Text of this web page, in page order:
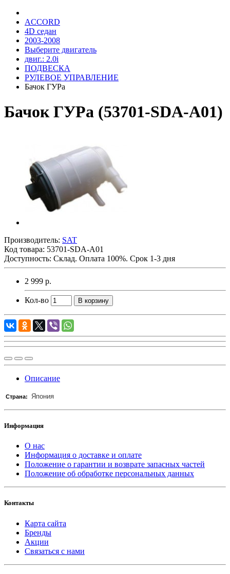
ACCORD
4D седан
2003-2008
Выберите двигатель
двиг.: 2.0i
ПОДВЕСКА
РУЛЕВОЕ УПРАВЛЕНИЕ
Бачок ГУРа
Бачок ГУРа (53701-SDA-A01)
Производитель: SAT
Код товара: 53701-SDA-A01
Доступность: Склад. Оплата 100%. Срок 1-3 дня
2 999 р.
Кол-во В корзину
Описание
Страна: Япония
Информация
О нас
Информация о доставке и оплате
Положение о гарантии и возврате запасных частей
Положение об обработке персональных данных
Контакты
Карта сайта
Бренды
Акции
Связаться с нами